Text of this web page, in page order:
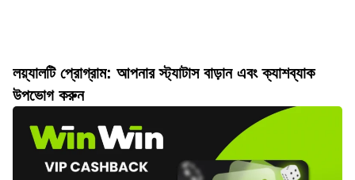
লয়্যালটি প্রোগ্রাম: আপনার স্ট্যাটাস বাড়ান এবং ক্যাশব্যাক
উপভোগ করুন